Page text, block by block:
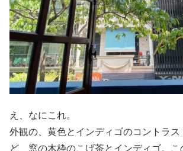
え、なにこれ。
外観の、黄色とインディゴのコントラス
ど、窓の木枠のこげ茶とインディゴ。こ